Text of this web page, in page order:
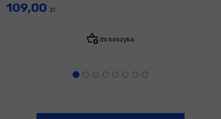
109,00 zł
do koszyka